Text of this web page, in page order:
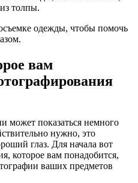
толпы.
одежды, чтобы помочь
вам
может показаться немного
нужно, это
глаз. Для начала вот
которое вам понадобится,
ваших предметов